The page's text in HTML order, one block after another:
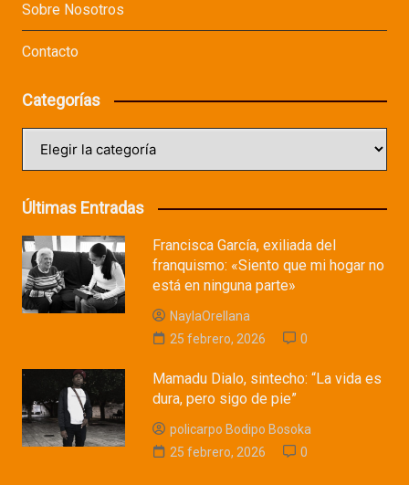
Sobre Nosotros
Contacto
Categorías
Últimas Entradas
Francisca García, exiliada del
franquismo: «Siento que mi hogar no
está en ninguna parte»
NaylaOrellana
25 febrero, 2026
0
Mamadu Dialo, sintecho: “La vida es
dura, pero sigo de pie”
policarpo Bodipo Bosoka
25 febrero, 2026
0